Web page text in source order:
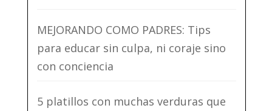
MEJORANDO COMO PADRES: Tips
para educar sin culpa, ni coraje sino
con conciencia
5 platillos con muchas verduras que